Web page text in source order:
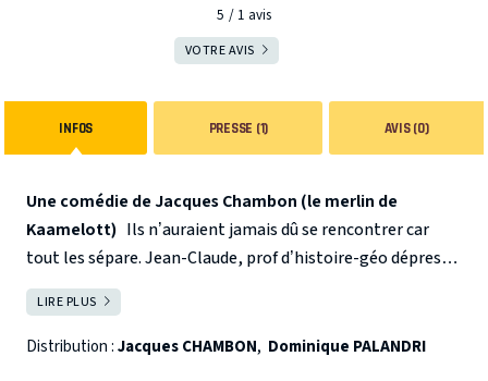
5 1 avis
VOTRE AVIS
INFOS PRESSE (1) AVIS (0)
Une comédie de Jacques Chambon (le merlin de
Kaamelott) Ils n’auraient jamais dû se rencontrer car
tout les sépare. Jean-Claude, prof d’histoire-géo dépressif
a vraiment besoin de faire le point sur sa vie pour sauver
son couple. Gino a vraiment intérêt à faire le mort pour
sauver sa peau… Ils ont choisi tous les deux la clinique du
LIRE PLUS
Distribution :Jacques CHAMBON, Dominique PALANDRI